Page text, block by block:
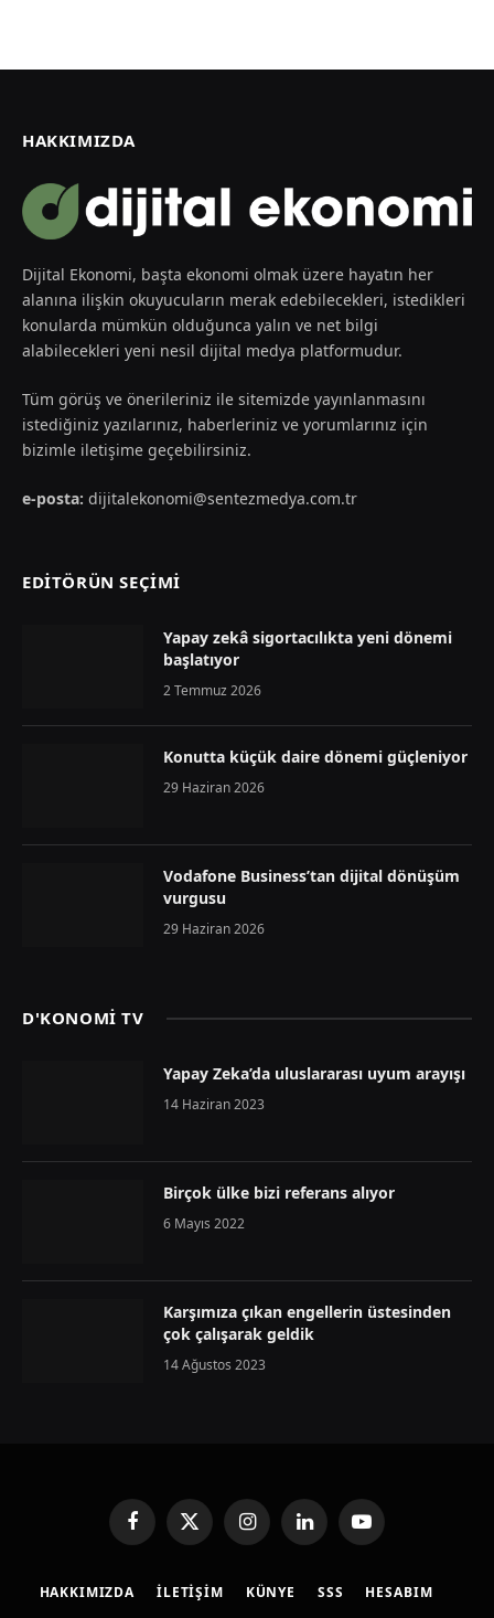
HAKKIMIZDA
Dijital Ekonomi, başta ekonomi olmak üzere hayatın her
alanına ilişkin okuyucuların merak edebilecekleri, istedikleri
konularda mümkün olduğunca yalın ve net bilgi
alabilecekleri yeni nesil dijital medya platformudur.
Tüm görüş ve önerileriniz ile sitemizde yayınlanmasını
istediğiniz yazılarınız, haberleriniz ve yorumlarınız için
bizimle iletişime geçebilirsiniz.
e-posta: dijitalekonomi@sentezmedya.com.tr
EDİTÖRÜN SEÇİMİ
Yapay zekâ sigortacılıkta yeni dönemi
başlatıyor
2 Temmuz 2026
Konutta küçük daire dönemi güçleniyor
29 Haziran 2026
Vodafone Business’tan dijital dönüşüm
vurgusu
29 Haziran 2026
D'KONOMİ TV
Yapay Zeka’da uluslararası uyum arayışı
14 Haziran 2023
Birçok ülke bizi referans alıyor
6 Mayıs 2022
Karşımıza çıkan engellerin üstesinden
çok çalışarak geldik
14 Ağustos 2023
FacebookX
(Twitter)
InstagramLinkedInYouTube
HAKKIMIZDA İLETIŞIM KÜNYE SSS
HESABIM